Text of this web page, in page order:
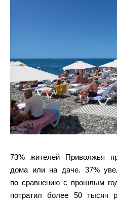
73% жителей Приволжья
дома или на даче. 37%
по сравнению с прошлым
потратил более 50 тысяч